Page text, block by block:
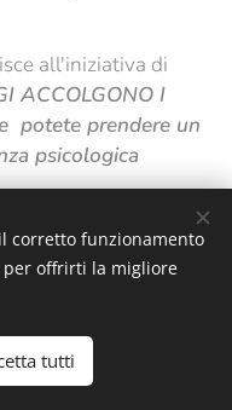
all'iniziativa di
ACCOLGONO I
potete prendere un
psicologica
dott.ssa Martina Spallino
Cookies
corretto funzionamento
per offrirti la migliore
tutti